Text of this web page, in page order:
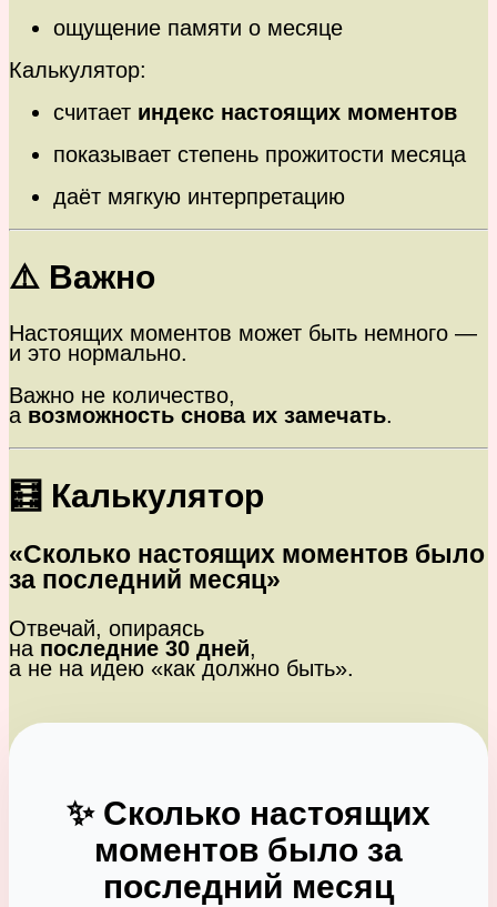
ощущение памяти о месяце
Калькулятор:
считает индекс настоящих моментов
показывает степень прожитости месяца
даёт мягкую интерпретацию
⚠️ Важно
Настоящих моментов может быть немного —
и это нормально.
Важно не количество,
а возможность снова их замечать.
🧮 Калькулятор
«Сколько настоящих моментов было
за последний месяц»
Отвечай, опираясь
на последние 30 дней,
а не на идею «как должно быть».
✨ Сколько настоящих
моментов было за
последний месяц